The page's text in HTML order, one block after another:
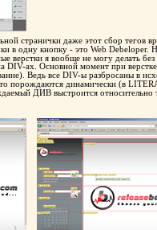
странички даже этот сбор тегов
в одну кнопку - это Web
верстки я вообще не могу делать без
DIV-ах. Основной момент при
Ведь все DIV-ы разбросаны в
порождаются динамически (в
ДИВ выстроится относительно